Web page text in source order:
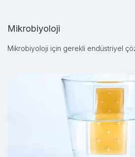
Mikrobiyoloji
Mikrobiyoloji için gerekli endüstriyel